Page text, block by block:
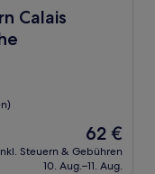
Calais
Coquelles Tunnel s/
Der
Preis
beträgt
62 €
Steuern & Gebühren
10. Aug.–11. Aug.